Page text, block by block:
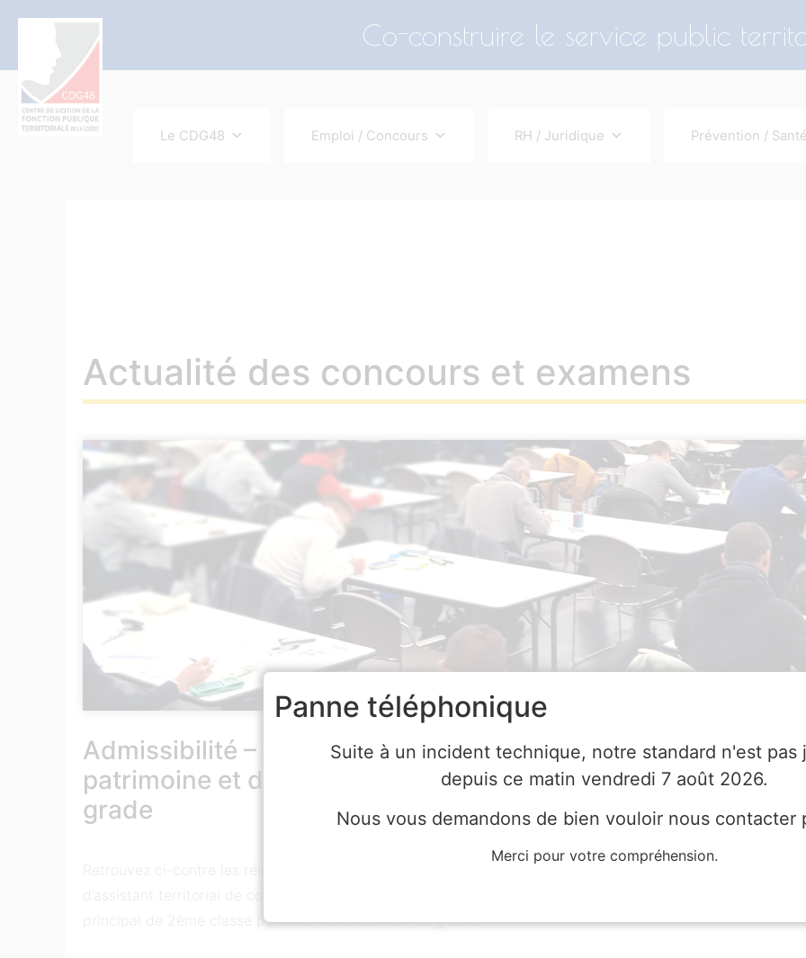
principal
Co-construire le service public
Le CDG48 Emploi / Concours RH / Juridique Prévention /
Actualité des concours et examens
Admissibilité – Examen professionnel d’assistant territorial
patrimoine et des bibliothèques principal de 2ème classe
grade
Retrouvez ci-contre les résultats d’admissibilité à l’examen professionnel
principal de 2ème classe par voie d’avancement de grade.
Panne téléphonique
Suite à un incident technique, notre standard n'est pas
depuis ce matin vendredi 7 août 2026.
Nous vous demandons de bien vouloir nous contacter
Merci pour votre compréhension.